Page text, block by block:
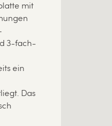
mit
3-fach-
ein
Das